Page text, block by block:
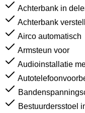
Achterbank in
Achterbank
Airco automatisch
Armsteun voor
Audioinstallatie
Bestuurdersstoel